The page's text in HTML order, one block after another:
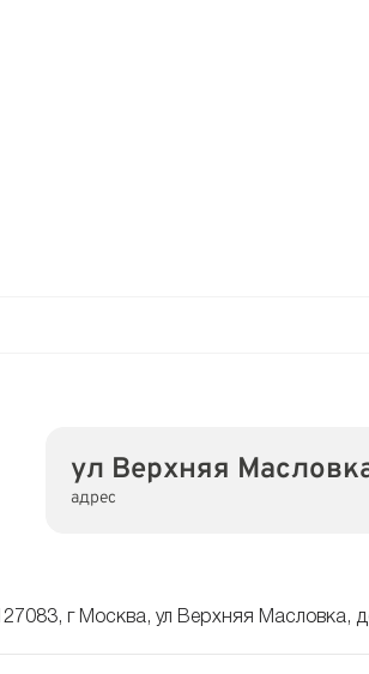
ул Верхняя
адрес
127083, г Москва, ул Верхняя Масловка,